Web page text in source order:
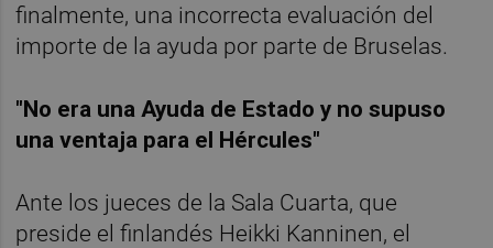
finalmente, una incorrecta evaluación del
importe de la ayuda por parte de Bruselas.
"No era una Ayuda de Estado y no supuso
una ventaja para el Hércules"
Ante los jueces de la Sala Cuarta, que
preside el finlandés Heikki Kanninen, el